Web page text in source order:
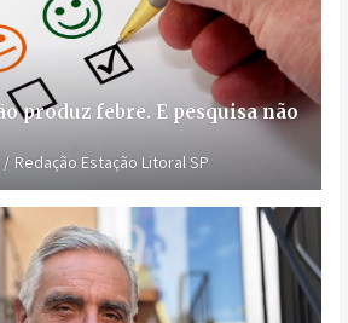
produz febre. E pesquisa não
Redação Estação Litoral SP